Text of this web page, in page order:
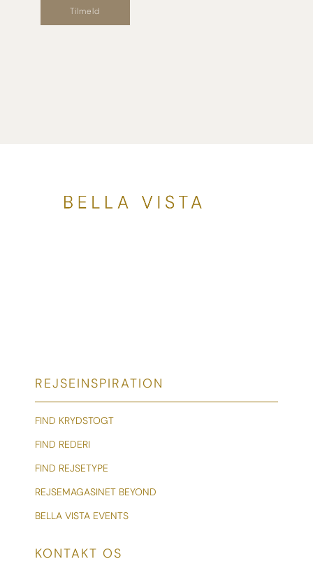
REJSEINSPIRATION
FIND KRYDSTOGT
FIND REDERI
FIND REJSETYPE
REJSEMAGASINET BEYOND
BELLA VISTA EVENTS
KONTAKT OS